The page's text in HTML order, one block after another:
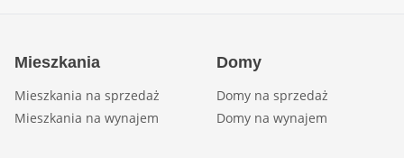
Mieszkania
Mieszkania na sprzedaż
Mieszkania na wynajem
Domy
Domy na sprzedaż
Domy na wynajem